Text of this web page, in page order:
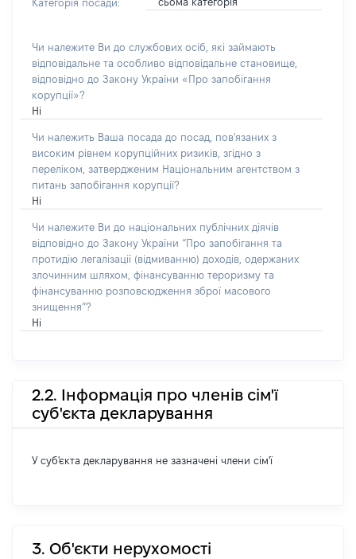
Категорія посади:
Чи належите Ви до службових осіб, які займають
відповідальне та особливо відповідальне становище,
відповідно до Закону України «Про запобігання
корупції»?
Ні
Чи належить Ваша посада до посад, пов'язаних з
високим рівнем корупційних ризиків, згідно з
переліком, затвердженим Національним агентством з
питань запобігання корупції?
Ні
Чи належите Ви до національних публічних діячів
відповідно до Закону України “Про запобігання та
протидію легалізації (відмиванню) доходів, одержаних
злочинним шляхом, фінансуванню тероризму та
фінансуванню розповсюдження зброї масового
знищення”?
Ні
2.2. Інформація про членів сім'ї
суб'єкта декларування
У суб'єкта декларування не зазначені члени сім'ї
3. Об'єкти нерухомості